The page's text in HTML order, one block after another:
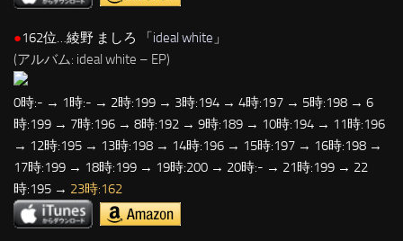
●162位…綾野 ましろ 「ideal white 」
(アルバム: ideal white – EP)
0時:- → 1時:- → 2時:199 → 3時:194 → 4時:197 → 5時:198 → 6
時:199 → 7時:196 → 8時:192 → 9時:189 → 10時:194 → 11時:196
→ 12時:195 → 13時:198 → 14時:196 → 15時:197 → 16時:198 →
17時:199 → 18時:199 → 19時:200 → 20時:- → 21時:199 → 22
時:195 → 23時:162